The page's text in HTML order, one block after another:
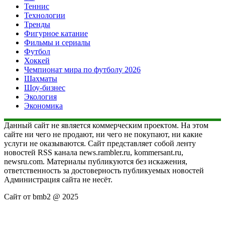
Теннис
Технологии
Тренды
Фигурное катание
Фильмы и сериалы
Футбол
Хоккей
Чемпионат мира по футболу 2026
Шахматы
Шоу-бизнес
Экология
Экономика
Данный сайт не является коммерческим проектом. На этом
сайте ни чего не продают, ни чего не покупают, ни какие
услуги не оказываются. Сайт представляет собой ленту
новостей RSS канала news.rambler.ru, kommersant.ru,
newsru.com. Материалы публикуются без искажения,
ответственность за достоверность публикуемых новостей
Администрация сайта не несёт.
Сайт от bmb2 @ 2025